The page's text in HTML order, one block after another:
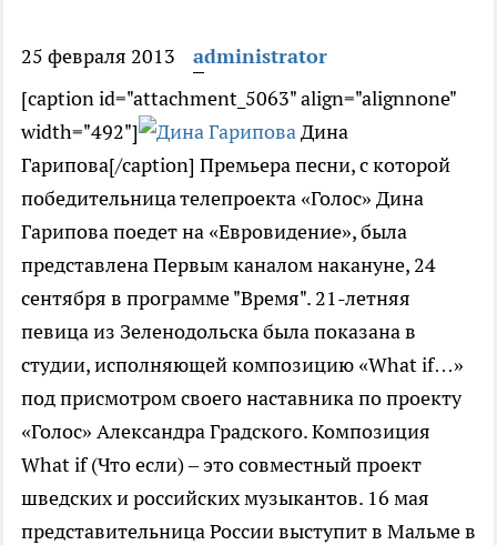
25 февраля 2013
administrator
[caption id="attachment_5063" align="alignnone"
width="492"]
Дина
Гарипова[/caption] Премьера песни, с которой
победительница телепроекта «Голос» Дина
Гарипова поедет на «Евровидение», была
представлена Первым каналом накануне, 24
сентября в программе "Время". 21-летняя
певица из Зеленодольска была показана в
студии, исполняющей композицию «What if…»
под присмотром своего наставника по проекту
«Голос» Александра Градского. Композиция
What if (Что если) – это совместный проект
шведских и российских музыкантов. 16 мая
представительница России выступит в Мальме в